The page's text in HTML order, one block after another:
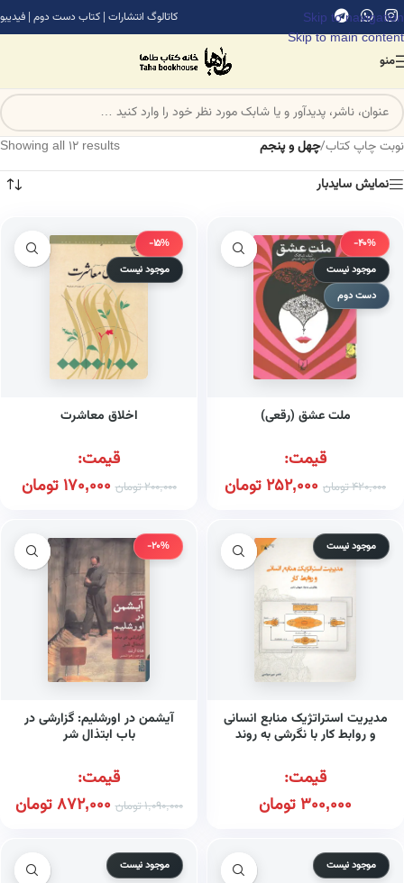
Skip to navigation
Skip to main content
کاتالوگ انتشارات | کتاب دست دوم | فیدیبو
منو
نوبت چاپ کتاب/چهل و پنجم
Showing all 12 results
نمایش سایدبار
-40%
موجود نیست
دست دوم
ملت عشق (رقعی)
قیمت:
420,000تومان 252,000تومان
-15%
موجود نیست
اخلاق معاشرت
قیمت:
200,000تومان 170,000تومان
موجود نیست
مدیریت استراتژیک منابع انسانی
و روابط کار با نگرشی به روند
قیمت:
300,000تومان
-20%
آیشمن در اورشلیم: گزارشی در
باب ابتذال شر
قیمت:
1,090,000تومان 872,000تومان
موجود نیست موجود نیست